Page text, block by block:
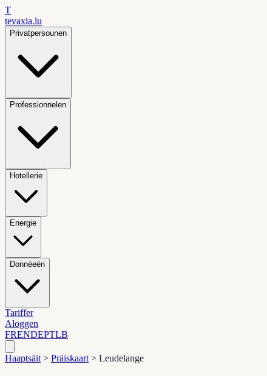
T
tevaxia.lu
Privatpersounen
Professionnelen
Hotellerie
Energie
Donnéeën
Tariffer
Aloggen
FRENDEPTLB
Haaptsäit > Präiskaart > Leudelange